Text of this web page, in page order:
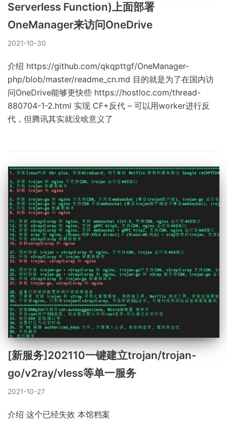
Serverless Function)上面部署
OneManager来访问OneDrive
2021-10-30
介绍 https://github.com/qkqpttgf/OneManager-
php/blob/master/readme_cn.md 目的就是为了在国内访
问OneDrive能够更快些 https://hostloc.com/thread-
880704-1-2.html 实现 CF+反代 – 可以用worker进行反
代，但腾讯其实就没啥意义了
[新服务]202110一键建立trojan/trojan-
go/v2ray/vless等单一服务
2021-10-27
介绍 这个已经失效 本馆档案